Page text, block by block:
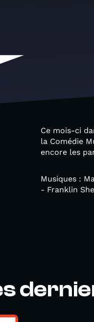
Ce mois-ci
la Comédie
encore les
Musiques :
- Franklin